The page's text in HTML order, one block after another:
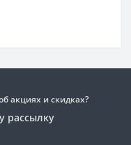
акциях и скидках?
рассылку